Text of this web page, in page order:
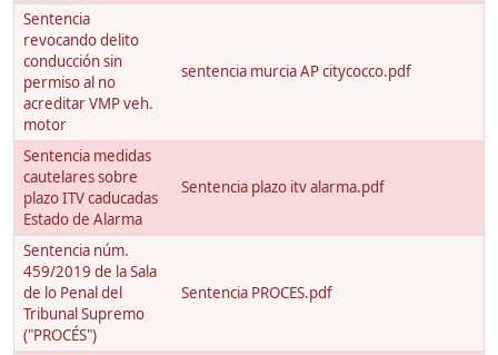
Sentencia
revocando delito
conducción sin
permiso al no
acreditar VMP veh.
motor
sentencia murcia AP citycocco.pdf
Sentencia medidas
cautelares sobre
plazo ITV caducadas
Estado de Alarma
Sentencia plazo itv alarma.pdf
Sentencia núm.
459/2019 de la Sala
de lo Penal del
Tribunal Supremo
("PROCÉS")
Sentencia PROCES.pdf